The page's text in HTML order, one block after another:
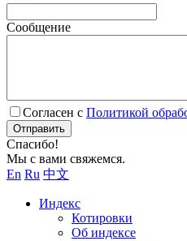
Сообщение
Согласен с Политикой
Отправить
Спасибо!
Мы с вами свяжемся.
En Ru 中文
Индекс
Котировки
Об индексе